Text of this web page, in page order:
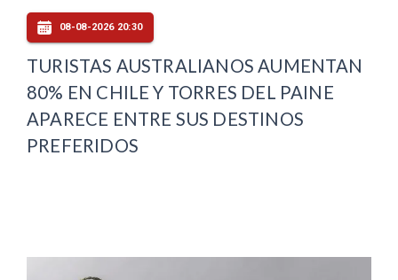
08-08-2026 20:30
TURISTAS AUSTRALIANOS AUMENTAN
80% EN CHILE Y TORRES DEL PAINE
APARECE ENTRE SUS DESTINOS
PREFERIDOS